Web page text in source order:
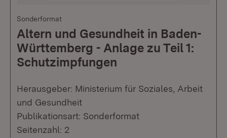
Sonderformat
Altern und Gesundheit in Baden-
Württemberg - Anlage zu Teil 1:
Schutzimpfungen
Herausgeber: Ministerium für Soziales, Arbeit
und Gesundheit
Publikationsart: Sonderformat
Seitenzahl: 2